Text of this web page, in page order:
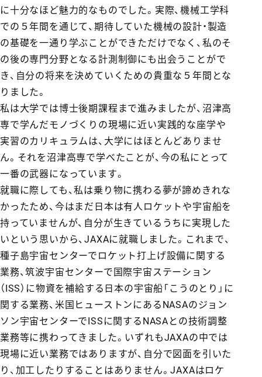
に十分なほど魅力的なものでした。実際、機械工学科
での５年間を通じて、期待していた機械の設計・製造
の基礎を一通り学ぶことができただけでなく、私のそ
の後の専門分野となる計測制御にも出会うことがで
き、自分の将来を決めていくための貴重な５年間とな
りました。
私は大学では博士後期課程まで進みましたが、沼津高
専で学んだモノづくりの現場に近い実践的な座学や
実習のカリキュラムは、大学にはほとんどありませ
ん。それを沼津高専で学べたことが、今の私にとって
一番の武器になっています。
就職に際しても、私は乗り物に携わる夢が諦めきれな
かったため、今はまだ日本は有人ロケットや宇宙船を
持っていませんが、自分が生きているうちに実現した
いという思いから、JAXAに就職しました。これまで、
種子島宇宙センターでロケット打上げ設備に関する
業務、筑波宇宙センターで国際宇宙ステーション
（ISS）に物資を補給する日本の宇宙船「こうのとり」に
関する業務、米国ヒューストンにあるNASAのジョン
ソン宇宙センターでISSに関するNASAとの技術調整
業務等に携わってきました。いずれもJAXAの中では
現場に近い業務ではありますが、自分で図面を引いた
り、加工したりすることはありません。JAXAはロケ